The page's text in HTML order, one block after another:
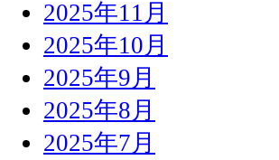
2025年11月
2025年10月
2025年9月
2025年8月
2025年7月